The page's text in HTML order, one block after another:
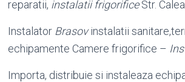
reparatii, instalatii frigorificeStr. Calea
Instalator Brasovinstalatii
echipamente Camere frigorifice –
Importa, distribuie si instaleaza